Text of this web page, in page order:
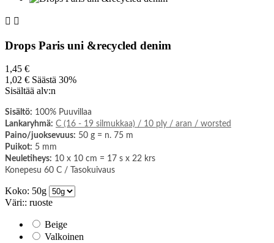
 
Drops Paris uni &recycled denim
1,45 €
1,02 € Säästä 30%
Sisältää alv:n
Sisältö: 100% Puuvillaa
Lankaryhmä: C (16 - 19 silmukkaa) / 10 ply / aran / worsted
Paino/juoksevuus: 50 g = n. 75 m
Puikot: 5 mm
Neuletiheys: 10 x 10 cm = 17 s x 22 krs
Konepesu 60 C / Tasokuivaus
Koko: 50g
Väri:: ruoste
Beige
Valkoinen